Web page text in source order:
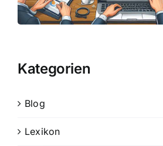
Kategorien
Blog
Lexikon